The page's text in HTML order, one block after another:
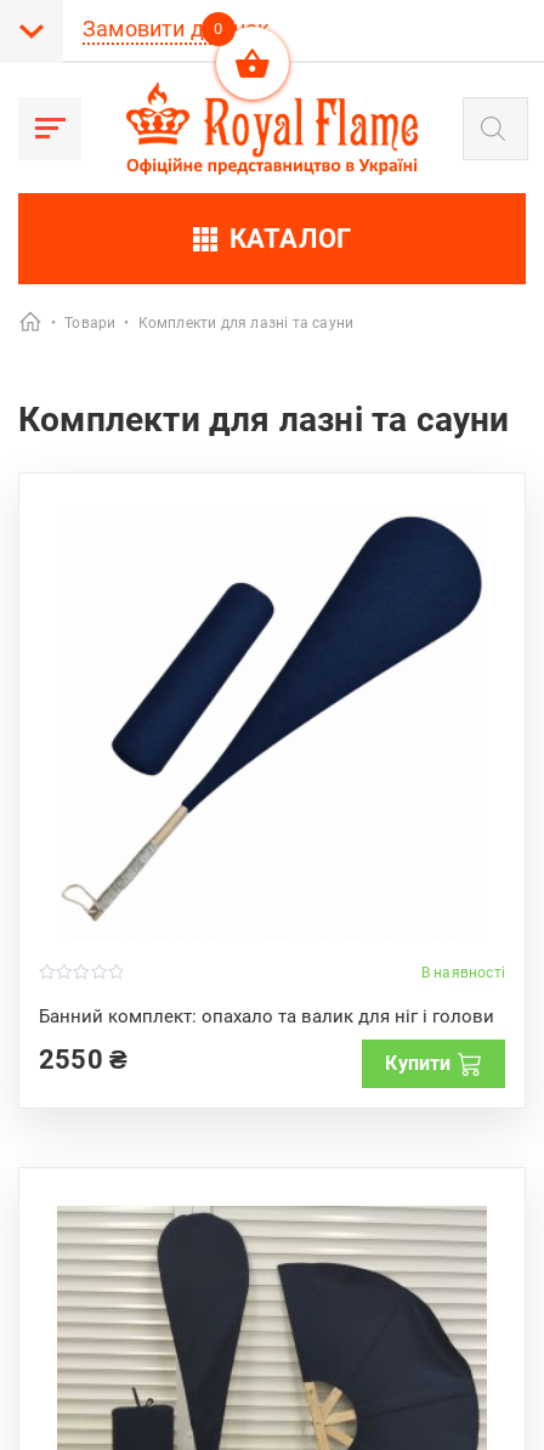
Замовити дзвінок
Пошук
товарів
КАТАЛОГ
• Товари • Комплекти для лазні та сауни
Комплекти для лазні та сауни
В наявності
Банний комплект: опахало та валик для ніг і голови
o
u
o
f
2550 ₴ Купити
0